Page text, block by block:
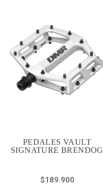
PEDALES VAULT
SIGNATURE BRENDOG
$189.900